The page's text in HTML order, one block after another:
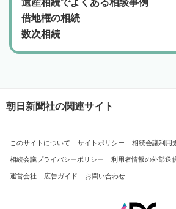
借地権の相続
数次相続
朝日新聞社の関連サイト
このサイトについて サイトポリシー 相続会議利用
相続会議プライバシーポリシー 利用者情報の外部送
運営会社 広告ガイド お問い合わせ